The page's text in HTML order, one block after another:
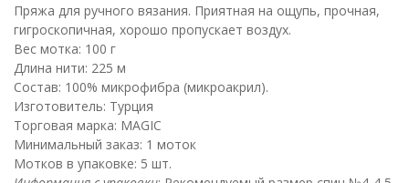
Пряжа для ручного вязания. Приятная на ощупь, прочная,
гигроскопичная, хорошо пропускает воздух.
Вес мотка: 100 г
Длина нити: 225 м
Состав: 100% микрофибра (микроакрил).
Изготовитель: Турция
Торговая марка: MAGIC
Минимальный заказ: 1 моток
Мотков в упаковке: 5 шт.